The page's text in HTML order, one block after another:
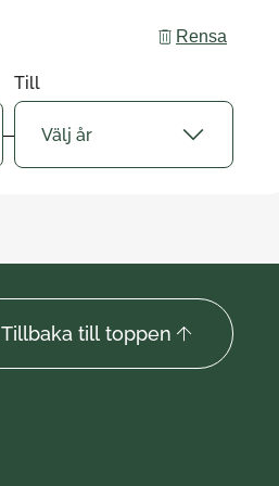
Rensa
Till
Välj år
Tillbaka till toppen